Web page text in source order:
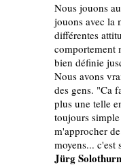
Nous jouons
jouons avec la
différentes
comportement
bien définie
Nous avons
des gens. "Ca
plus une telle
toujours
m'approcher
moyens... c'est
Jürg